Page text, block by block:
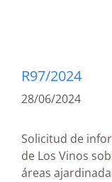
R97/2024
28/06/2024
Solicitud de
de Los Vinos
áreas